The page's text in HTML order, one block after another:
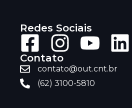
Redes Sociais
Contato
contato@out.cnt.br
(62) 3100-5810